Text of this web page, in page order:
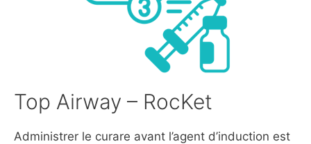
Top Airway – RocKet
Administrer le curare avant l’agent d’induction est